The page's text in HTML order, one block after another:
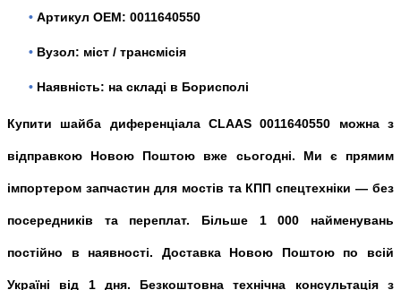
• Артикул OEM: 0011640550
• Вузол: міст / трансмісія
• Наявність: на складі в Борисполі
Купити шайба диференціала CLAAS 0011640550 можна з
відправкою Новою Поштою вже сьогодні. Ми є прямим
імпортером запчастин для мостів та КПП спецтехніки — без
посередників та переплат. Більше 1 000 найменувань
постійно в наявності. Доставка Новою Поштою по всій
Україні від 1 дня. Безкоштовна технічна консультація з